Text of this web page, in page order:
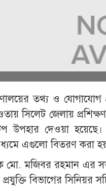
তথ্য ও যোগাযোগ
সিলেট জেলায়
উপহার দেওয়া
এগুলো বিতরণ করা
মো. মজিবর রহমান এর
বিভাগের